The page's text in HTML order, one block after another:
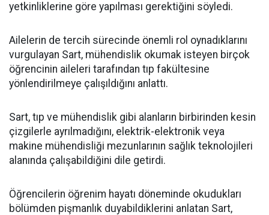
yetkinliklerine göre yapılması gerektiğini söyledi.
Ailelerin de tercih sürecinde önemli rol oynadıklarını
vurgulayan Sart, mühendislik okumak isteyen birçok
öğrencinin aileleri tarafından tıp fakültesine
yönlendirilmeye çalışıldığını anlattı.
Sart, tıp ve mühendislik gibi alanların birbirinden kesin
çizgilerle ayrılmadığını, elektrik-elektronik veya
makine mühendisliği mezunlarının sağlık teknolojileri
alanında çalışabildiğini dile getirdi.
Öğrencilerin öğrenim hayatı döneminde okudukları
bölümden pişmanlık duyabildiklerini anlatan Sart,